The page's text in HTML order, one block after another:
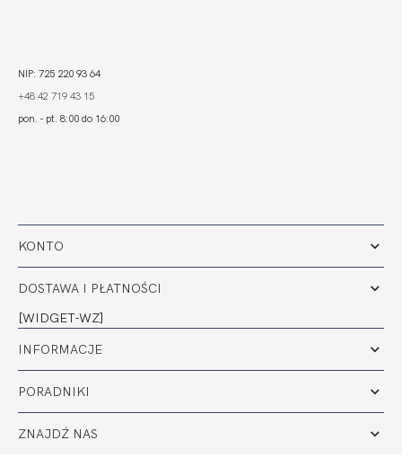
KONTO
DOSTAWA I PŁATNOŚCI
[WIDGET-WZ]
INFORMACJE
PORADNIKI
ZNAJDŹ NAS
NIP: 725 220 93 64
+48 42 719 43 15
pon. - pt. 8:00 do 16:00